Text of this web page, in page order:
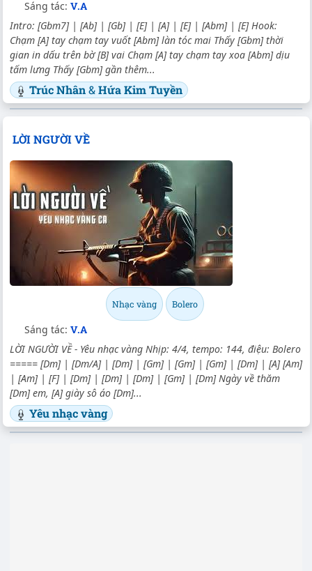
Sáng tác: V.A
Intro: [Gbm7] | [Ab] | [Gb] | [E] | [A] | [E] | [Abm] | [E] Hook:
Ϲhạm [A] taу chạm taу vuốt [Abm] làn tóc mai Thấу [Gbm] thời
gian in dấu trên bờ [B] vai Ϲhạm [A] taу chạm taу xoa [Abm] dịu
tấm lưng Thấу [Gbm] gần thêm...
Trúc Nhân&Hứa Kim Tuyền
LỜI NGƯỜI VỀ
Nhạc vàng Bolero
Sáng tác: V.A
LỜI NGƯỜI VỀ - Yêu nhạc vàng Nhịp: 4/4, tempo: 144, điệu: Bolero
===== [Dm] | [Dm/A] | [Dm] | [Gm] | [Gm] | [Gm] | [Dm] | [A] [Am]
| [Am] | [F] | [Dm] | [Dm] | [Dm] | [Gm] | [Dm] Ngày về thăm
[Dm] em, [A] giày sô áo [Dm]...
Yêu nhạc vàng